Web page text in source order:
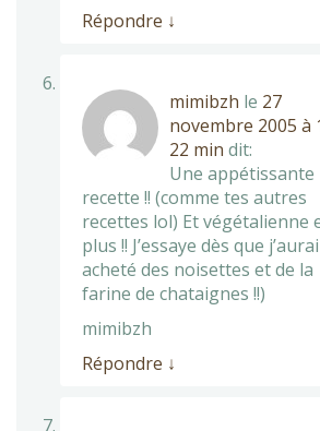
Répondre ↓
mimibzh le 27
novembre 2005 à
22 min dit:
Une appétissante
recette !! (comme tes autres
recettes lol) Et végétalienne
plus !! J’essaye dès que j’aurai
acheté des noisettes et de la
farine de chataignes !!)
mimibzh
Répondre ↓